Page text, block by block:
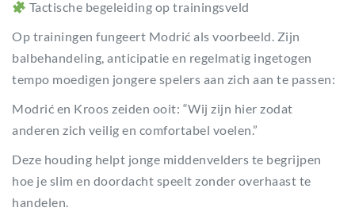
Tactische begeleiding op trainingsveld
Op trainingen fungeert Modrić als voorbeeld. Zijn
balbehandeling, anticipatie en regelmatig ingetogen
tempo moedigen jongere spelers aan zich aan te passen:
Modrić en Kroos zeiden ooit: “Wij zijn hier zodat
anderen zich veilig en comfortabel voelen.”
Deze houding helpt jonge middenvelders te begrijpen
hoe je slim en doordacht speelt zonder overhaast te
handelen.